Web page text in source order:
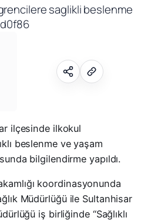
ilçesinde ilkokul
beslenme ve yaşam
bilgilendirme yapıldı.
koordinasyonunda
Müdürlüğü ile Sultanhisar
iş birliğinde “Sağlıklı